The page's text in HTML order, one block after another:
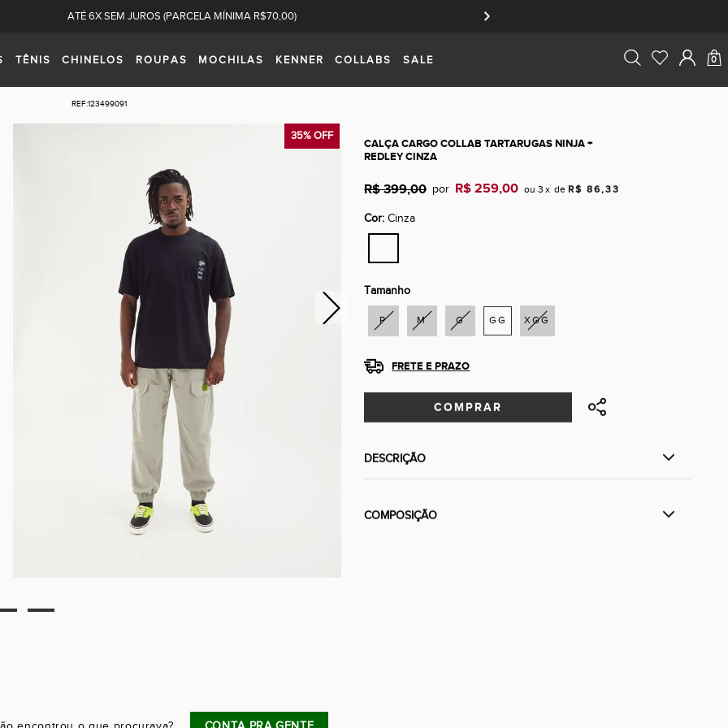
ATÉ 6X SEM JUROS (PARCELA MÍNIMA R$70,00)
TÊNIS CHINELOS ROUPAS MOCHILAS KENNER COLLABS SALE 0
REF:123499091
Next
35% OFF
CALÇA CARGO COLLAB TARTARUGAS NINJA +
REDLEY CINZA
R$ 399,00POR:R$ 259,00 ou3x de R$ 86,33
Cor: Cinza
Tamanho
P M G GG XGG
FRETE E PRAZO
COMPRAR
DESCRIÇÃO
COMPOSIÇÃO